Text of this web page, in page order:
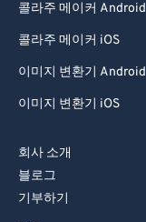
콜라주 메이커 Android
콜라주 메이커 iOS
이미지 변환기 Android
이미지 변환기 iOS
회사 소개
블로그
기부하기